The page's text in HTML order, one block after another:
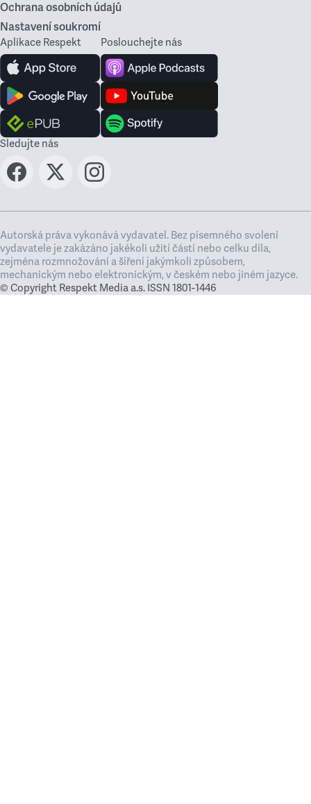
Ochrana osobních údajů
Nastavení soukromí
Aplikace Respekt Poslouchejte nás
Sledujte nás
Autorská práva vykonává vydavatel. Bez písemného svolení
vydavatele je zakázáno jakékoli užití částí nebo celku díla,
zejména rozmnožování a šíření jakýmkoli způsobem,
mechanickým nebo elektronickým, v českém nebo jiném jazyce.
© Copyright Respekt Media a.s. ISSN 1801-1446